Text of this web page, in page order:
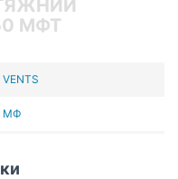
МФТ
VENTS
МФ